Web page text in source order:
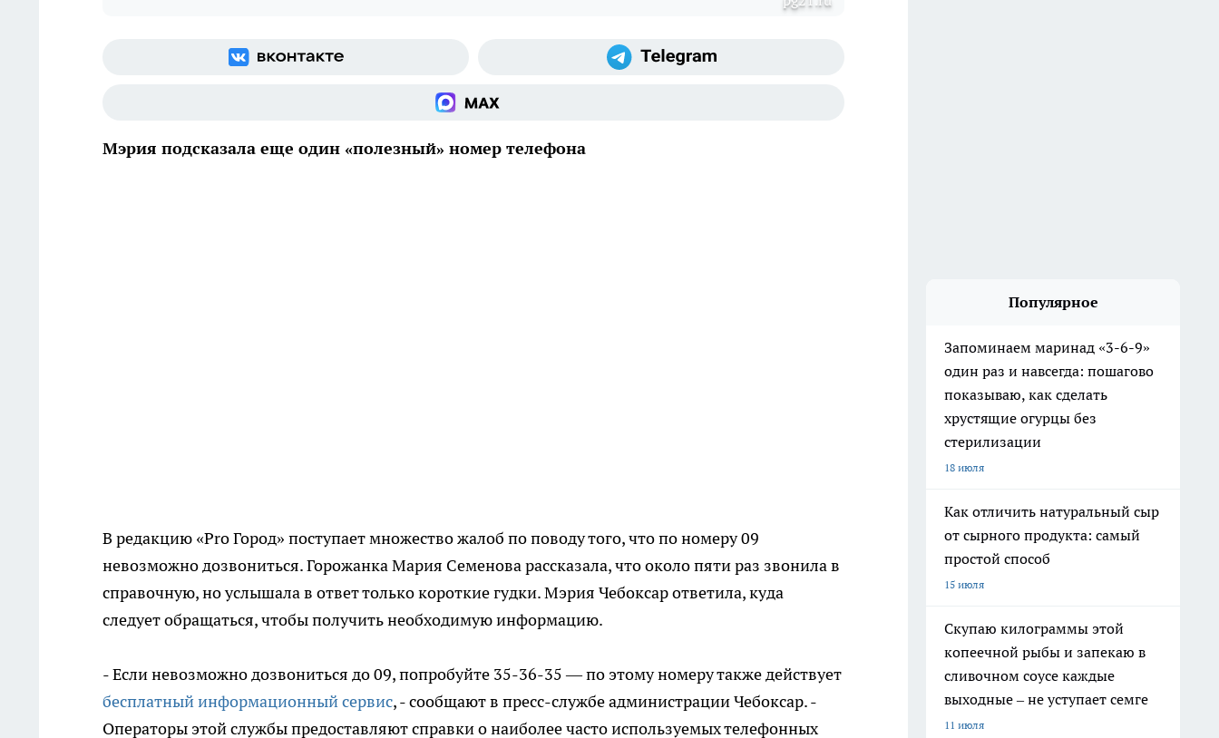
Мэрия подсказала еще один «полезный» номер телефона
В редакцию «Pro Город» поступает множество жалоб по поводу того, что по номеру 09
невозможно дозвониться. Горожанка Мария Семенова рассказала, что около пяти раз звонила в
справочную, но услышала в ответ только короткие гудки. Мэрия Чебоксар ответила, куда
следует обращаться, чтобы получить необходимую информацию.
- Если невозможно дозвониться до 09, попробуйте 35-36-35 — по этому номеру также действует
бесплатный информационный сервис, - сообщают в пресс-службе администрации Чебоксар. -
Операторы этой службы предоставляют справки о наиболее часто используемых телефонных
Популярное
Запоминаем маринад «3-6-9»
один раз и навсегда: пошагово
показываю, как сделать
хрустящие огурцы без
стерилизации
18 июля
Как отличить натуральный сыр
от сырного продукта: самый
простой способ
15 июля
Скупаю килограммы этой
копеечной рыбы и запекаю в
сливочном соусе каждые
выходные – не уступает семге
11 июля